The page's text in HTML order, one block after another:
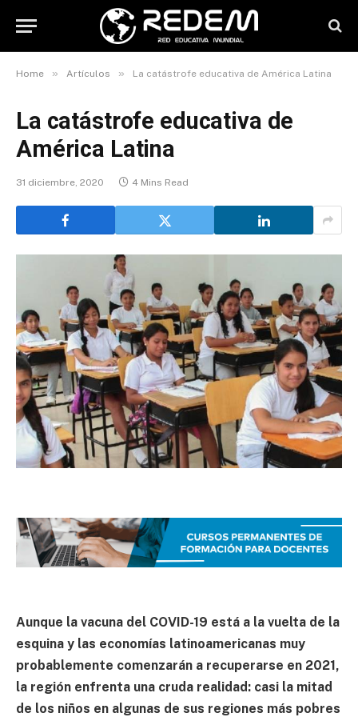
Home » Artículos » La catástrofe educativa de América Latina
La catástrofe educativa de
América Latina
31 diciembre, 2020 4 Mins Read
Aunque la vacuna del COVID-19 está a la vuelta de la
esquina y las economías latinoamericanas muy
probablemente comenzarán a recuperarse en 2021,
la región enfrenta una cruda realidad: casi la mitad
de los niños en algunas de sus regiones más pobres